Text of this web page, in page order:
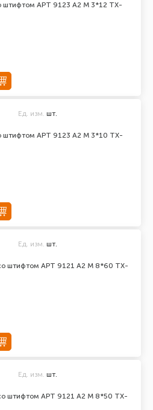
штифтом АРТ 9123 А2 M 3*12 TX-
штифтом АРТ 9123 А2 M 3*10 TX-
Ед. изм. шт.
штифтом АРТ 9121 А2 M 8*60 TX-
Ед. изм. шт.
штифтом АРТ 9121 А2 M 8*50 TX-
Ед. изм. шт.